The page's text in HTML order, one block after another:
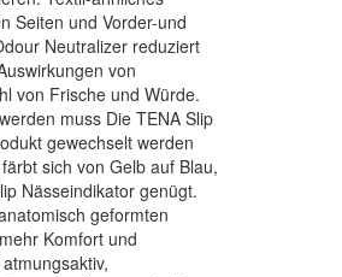
Seiten und Vorder-und
Neutralizer reduziert
von
von Frische und Würde.
muss Die TENA Slip
gewechselt werden
sich von Gelb auf Blau,
Nässeindikator genügt.
geformten
Komfort und